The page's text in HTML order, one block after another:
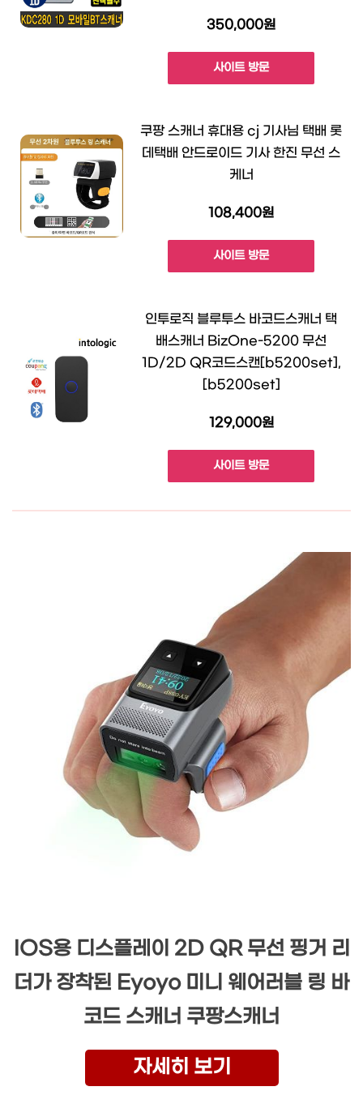
350,000원
사이트 방문
쿠팡 스캐너 휴대용 cj 기사님 택배 롯
데택배 안드로이드 기사 한진 무선 스
케너
108,400원
사이트 방문
인투로직 블루투스 바코드스캐너 택
배스캐너 BizOne-5200 무선
1D/2D QR코드스캔[b5200set],
[b5200set]
129,000원
사이트 방문
IOS용 디스플레이 2D QR 무선 핑거 리
더가 장착된 Eyoyo 미니 웨어러블 링 바
코드 스캐너 쿠팡스캐너
자세히 보기